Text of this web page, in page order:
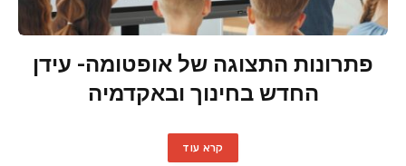
פתרונות התצוגה של אופטומה- עידן
החדש בחינוך ובאקדמיה
קרא עוד